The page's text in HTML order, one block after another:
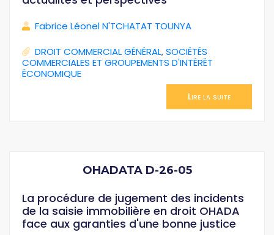
Fabrice Léonel N'TCHATAT TOUNYA
DROIT COMMERCIAL GÉNÉRAL,SOCIÉTÉS
COMMERCIALES ET GROUPEMENTS D'INTÉRÊT
ÉCONOMIQUE
Lire la suite
OHADATA D-26-05
La procédure de jugement des incidents
de la saisie immobilière en droit OHADA
face aux garanties d'une bonne justice